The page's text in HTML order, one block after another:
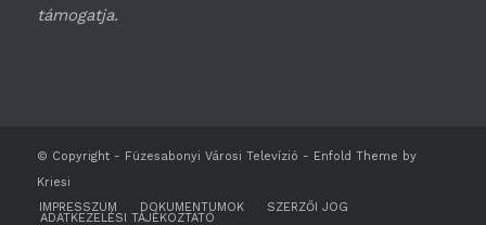
támogatja.
© Copyright - Füzesabonyi Városi Televízió - Enfold Theme by
Kriesi
IMPRESSZUM
DOKUMENTUMOK SZERZŐI JOG
ADATKEZELÉSI TÁJÉKOZTATÓ